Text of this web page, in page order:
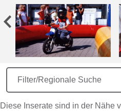
Filter/Regionale Suche
Diese Inserate sind in der Nähe